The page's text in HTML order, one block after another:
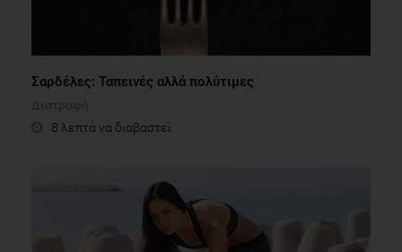
Σαρδέλες: Ταπεινές αλλά πολύτιμες
Διατροφή
8 λεπτά να διαβαστεί